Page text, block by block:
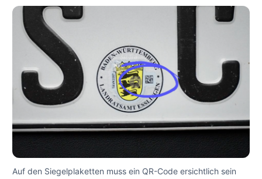
Auf den Siegelplaketten muss ein QR-Code ersichtlich sein